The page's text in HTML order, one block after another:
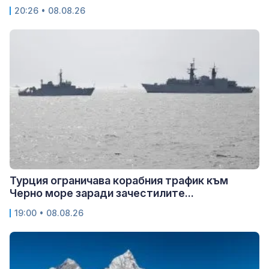
20:26 • 08.08.26
Турция ограничава корабния трафик към
Черно море заради зачестилите...
19:00 • 08.08.26